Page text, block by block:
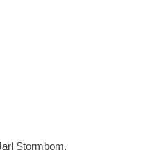
Stormbom.